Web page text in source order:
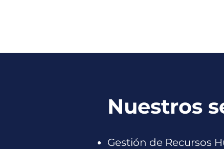
Nuestros
Gestión de Recursos